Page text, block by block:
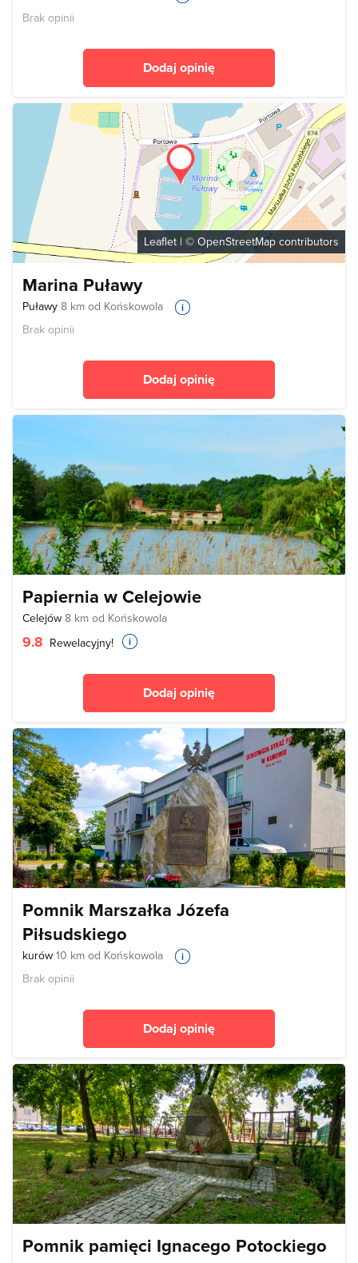
Brak opinii
Dodaj opinię
Leaflet | © OpenStreetMap contributors
Marina Puławy
Puławy 8 km od Końskowola
Brak opinii
Dodaj opinię
Papiernia w Celejowie
Celejów 8 km od Końskowola
9.8 Rewelacyjny!
Dodaj opinię
Pomnik Marszałka Józefa
Piłsudskiego
kurów 10 km od Końskowola
Brak opinii
Dodaj opinię
Pomnik pamięci Ignacego Potockiego